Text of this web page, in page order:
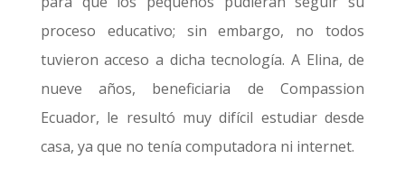
proceso educativo; sin embargo, no todos
tuvieron acceso a dicha tecnología. A Elina, de
nueve años, beneficiaria de Compassion
Ecuador, le resultó muy difícil estudiar desde
casa, ya que no tenía computadora ni internet.